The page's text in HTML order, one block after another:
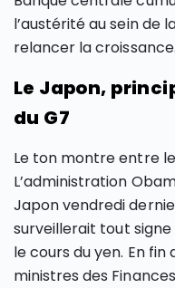
l’austérité au sein de
relancer la croissance.
Le Japon,
du G7
Le ton montre entre
L’administration
Japon vendredi
surveillerait tout
le cours du yen. En fin
ministres des